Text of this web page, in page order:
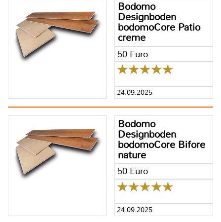
Bodomo
Designboden
bodomoCore Patio
creme
50 Euro
24.09.2025
Bodomo
Designboden
bodomoCore Bifore
nature
50 Euro
24.09.2025